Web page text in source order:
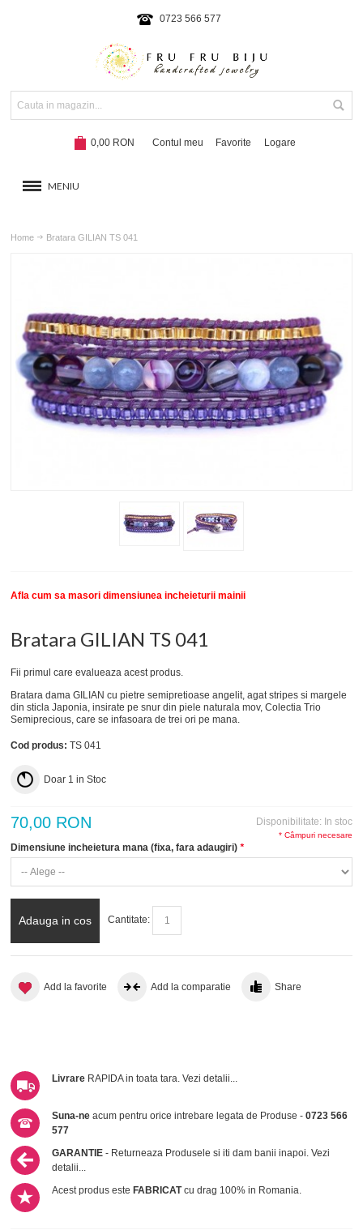
0723 566 577
0,00 RON Contul meu Favorite Logare
MENIU
NOUTATI 2024 Hot!
SETURI BRATARI New
COLECTII BRATARI
Home Bratara GILIAN TS 041
Afla cum sa masori dimensiunea incheieturii mainii
Bratara GILIAN TS 041
Fii primul care evalueaza acest produs.
Bratara dama GILIAN cu pietre semipretioase angelit, agat stripes si margele
din sticla Japonia, insirate pe snur din piele naturala mov, Colectia Trio
Semiprecious, care se infasoara de trei ori pe mana.
Cod produs:TS 041
Doar 1 in Stoc
Disponibilitate: In stoc
70,00 RON
*
Dimensiune incheietura mana (fixa, fara adaugiri)
* Câmpuri necesare
Adauga in cos Cantitate:
Add la favorite Add la comparatie Share
Livrare RAPIDA in toata tara.Vezi detalii...
Suna-ne acum pentru orice intrebare legata de Produse -0723 566
577
GARANTIE - Returneaza Produsele si iti dam banii inapoi.Vezi
detalii...
Acest produs este FABRICATcu drag 100% in Romania.